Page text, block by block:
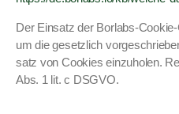
Der Ein­satz der Bor­labs-
um die geset­zlich
satz von Cook­ies einzu­holen.
Abs. 1 lit. c DSGVO.